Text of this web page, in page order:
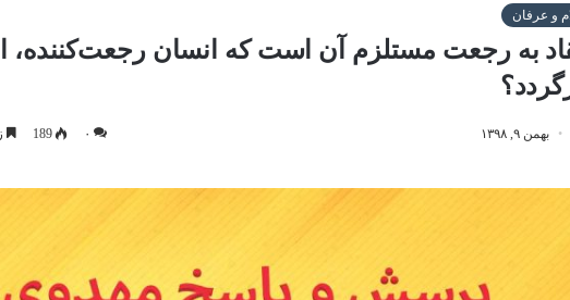
و عرفان
به رجعت مستلزم آن است که انسان رجعت‌کننده،
بهمن ۹, ۱۳۹۸ ۰ 189